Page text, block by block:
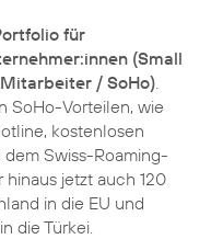
für
(Small
/ SoHo)
SoHo-Vorteilen, wie
kostenlosen
Swiss-Roaming-
hinaus jetzt auch 120
in die EU und
die Türkei.